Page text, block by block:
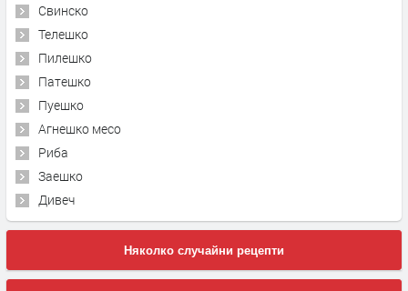
Свинско
Телешко
Пилешко
Патешко
Пуешко
Агнешко месо
Риба
Заешко
Дивеч
Няколко случайни рецепти